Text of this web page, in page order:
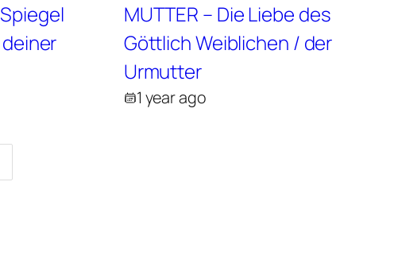
MUTTER – Die Liebe des
Göttlich Weiblichen / der
Urmutter
1 year ago